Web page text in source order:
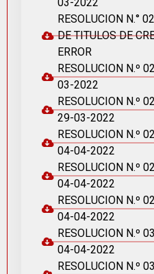
03-2022
RESOLUCION N.°
DE TITULOS DE
ERROR
RESOLUCION N.º
03-2022
RESOLUCION N.º
29-03-2022
RESOLUCION N.º
04-04-2022
RESOLUCION N.º
04-04-2022
RESOLUCION N.º
04-04-2022
RESOLUCION N.º
04-04-2022
RESOLUCION N.º